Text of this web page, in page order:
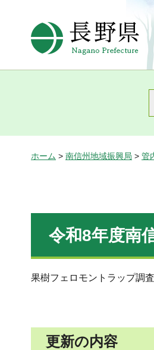
ホーム > 南信州地域振興局 > 管
令和8年度南
果樹フェロモントラップ調
更新の内容